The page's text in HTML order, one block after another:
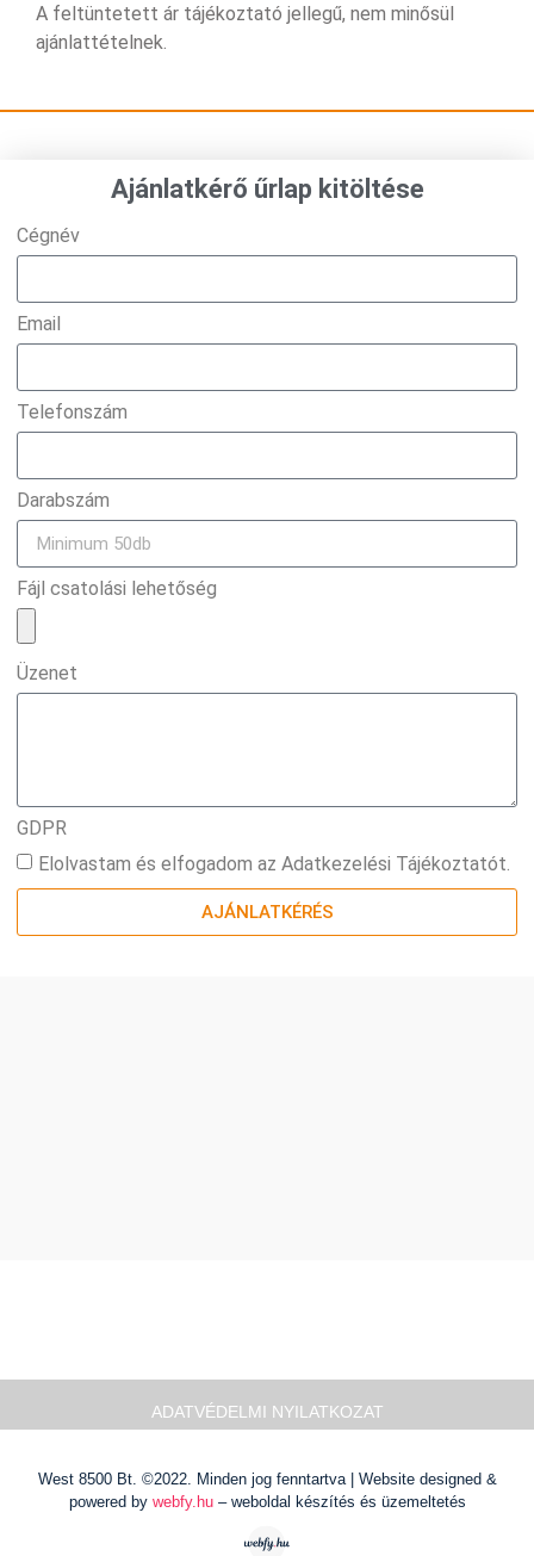
A feltüntetett ár tájékoztató jellegű, nem minősül
ajánlattételnek.
Ajánlatkérő űrlap kitöltése
Cégnév
Email
Telefonszám
Darabszám
Fájl csatolási lehetőség
Üzenet
GDPR
Elolvastam és elfogadom az Adatkezelési Tájékoztatót.
AJÁNLATKÉRÉS
ADATVÉDELMI NYILATKOZAT
West 8500 Bt. ©2022. Minden jog fenntartva | Website designed &
powered by webfy.hu – weboldal készítés és üzemeltetés